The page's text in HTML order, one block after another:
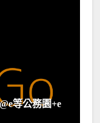
等公務園+e